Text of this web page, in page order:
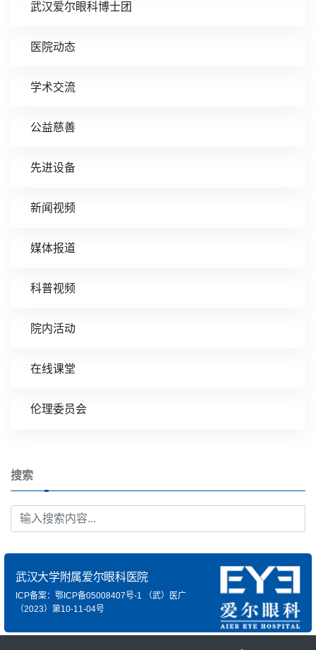
武汉爱尔眼科博士团
医院动态
学术交流
公益慈善
先进设备
新闻视频
媒体报道
科普视频
院内活动
在线课堂
伦理委员会
搜索
武汉大学附属爱尔眼科医院
ICP备案：鄂ICP备05008407号-1 （武）医广
（2023）第10-11-04号